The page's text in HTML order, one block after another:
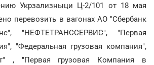
Укрзализныци Ц-2/101 от 18 мая
перевозить в вагонах АО "Сбербанк
"НЕФТЕТРАНССЕРВИС", "Первая
"Федеральная грузовая компания",
, "Первая грузовая Компания в